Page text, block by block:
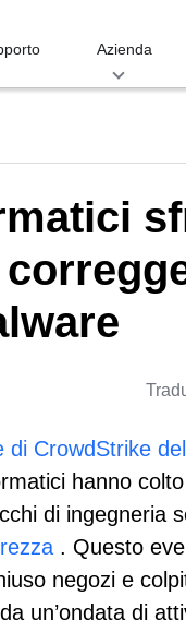
Azienda
di CrowdStrike
hanno
di ingegneria
. Questo
negozi e
un’ondata di